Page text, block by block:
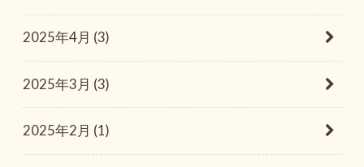
2025年4月 (3)
2025年3月 (3)
2025年2月 (1)